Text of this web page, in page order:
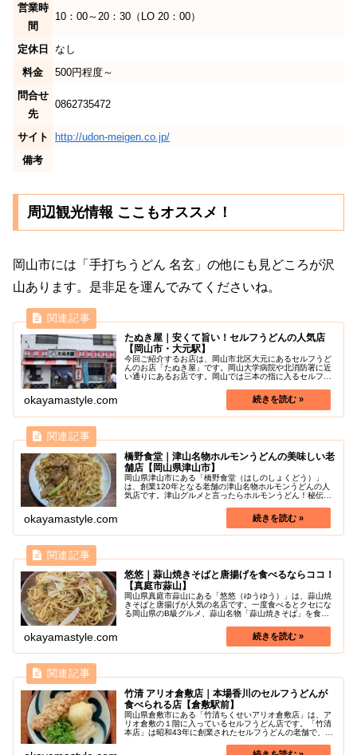
営業時
間
10：00～20：30（LO 20：00）
定休日 なし
料金
500円程度～
問合せ
先
0862735472
サイト
http://udon-meigen.co.jp/
備考
周辺観光情報 ここもオススメ！
岡山市には「手打ちうどん 名玄」の他にも見どころが沢
山あります。是非足を運んでみてくださいね。
たぬき屋｜安くて旨い！セルフうどんの人気店
【岡山市・大元駅】
今回ご紹介するお店は、岡山市北区大元にあるセルフうど
んのお店「たぬき屋」です。岡山大学病院や北消防署に近
い通りにあるお店です。岡山では三本の指に入るセルフう
評する人もいるほど評価が高いです...
okayamastyle.com
橋野食堂｜津山名物ホルモンうどんの美味しい老
舗店【岡山県津山市】
岡山県津山市にある「橋野食堂（はしのしょくどう）」
は、創業120年となる老舗の津山名物ホルモンうどんの人
気店です。津山グルメと言ったらホルモンうどん！秘伝の
れるお店です。老舗食堂の伝統の味...
okayamastyle.com
悠悠｜蒜山焼きそばと唐揚げを食べるならココ！
【真庭市蒜山】
岡山県真庭市蒜山にある「悠悠（ゆうゆう）」は、蒜山焼
きそばと唐揚げが人気の名店です。一度食べるとクセにな
る岡山県のB級グルメ、蒜山名物「蒜山焼きそば」を食べ
げは、からあげグランプリで金賞を...
okayamastyle.com
竹清 アリオ倉敷店｜本場香川のセルフうどんが
食べられる店【倉敷駅前】
岡山県倉敷市にある「竹清ちくせいアリオ倉敷店」は、ア
リオ倉敷の１階に入っているセルフうどん店です。「竹清
本店」は昭和43年に創業されたセルフうどんの老舗で、う